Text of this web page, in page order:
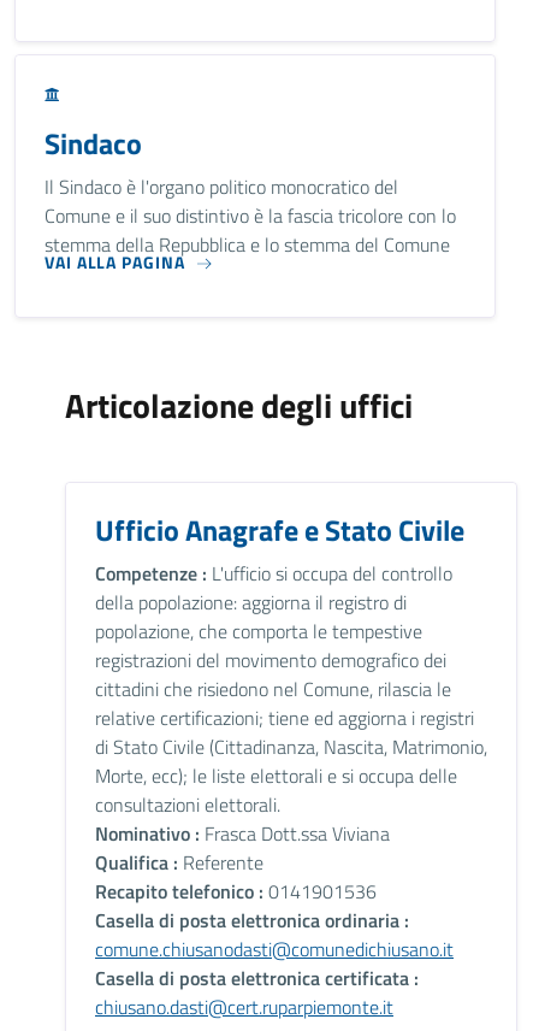
Sindaco
Il Sindaco è l'organo politico monocratico del
Comune e il suo distintivo è la fascia tricolore con lo
stemma della Repubblica e lo stemma del Comune
VAI ALLA PAGINA
Articolazione degli uffici
Ufficio Anagrafe e Stato Civile
Competenze : L'ufficio si occupa del controllo
della popolazione: aggiorna il registro di
popolazione, che comporta le tempestive
registrazioni del movimento demografico dei
cittadini che risiedono nel Comune, rilascia le
relative certificazioni; tiene ed aggiorna i registri
di Stato Civile (Cittadinanza, Nascita, Matrimonio,
Morte, ecc); le liste elettorali e si occupa delle
consultazioni elettorali.
Nominativo : Frasca Dott.ssa Viviana
Qualifica : Referente
Recapito telefonico : 0141901536
Casella di posta elettronica ordinaria :
comune.chiusanodasti@comunedichiusano.it
Casella di posta elettronica certificata :
chiusano.dasti@cert.ruparpiemonte.it